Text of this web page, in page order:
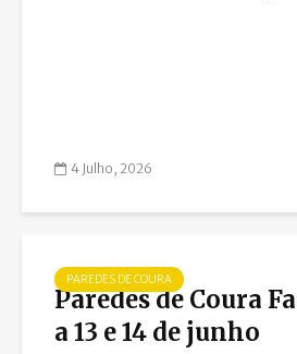
4 Julho, 2026
PAREDES DE COURA
Paredes de Coura
a 13 e 14 de junho